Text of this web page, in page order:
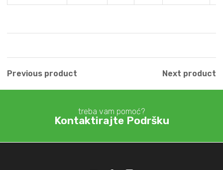
Previous product Next product
treba vam pomoć?
Kontaktirajte Podršku